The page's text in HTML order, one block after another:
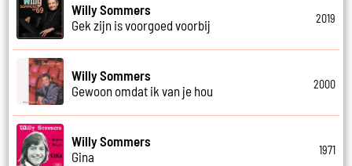
Willy Sommers
Gek zijn is voorgoed voorbij
2019
Willy Sommers
Gewoon omdat ik van je hou
2000
Willy Sommers
Gina
1971